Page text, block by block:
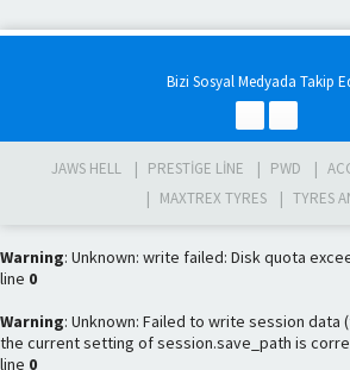
Bizi Sosyal Medyada Takip
JAWS HELL PRESTIGE LINE PWD
MAXTREX TYRES
TYRES
Warning: Unknown: write failed: Disk quota
line 0
Warning: Unknown: Failed to write session
the current setting of session.save_path is
line 0